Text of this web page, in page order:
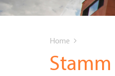
SERVIZI
DATE EVENTI
are
Home